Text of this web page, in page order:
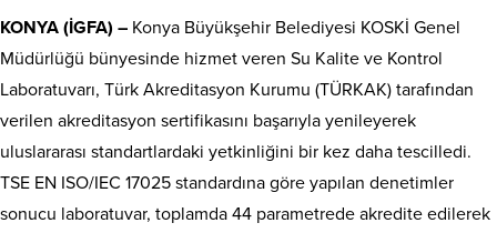
KONYA (İGFA) – Konya Büyükşehir Belediyesi KOSKİ Genel
Müdürlüğü bünyesinde hizmet veren Su Kalite ve Kontrol
Laboratuvarı, Türk Akreditasyon Kurumu (TÜRKAK) tarafından
verilen akreditasyon sertifikasını başarıyla yenileyerek
uluslararası standartlardaki yetkinliğini bir kez daha tescilledi.
TSE EN ISO/IEC 17025 standardına göre yapılan denetimler
sonucu laboratuvar, toplamda 44 parametrede akredite edilerek